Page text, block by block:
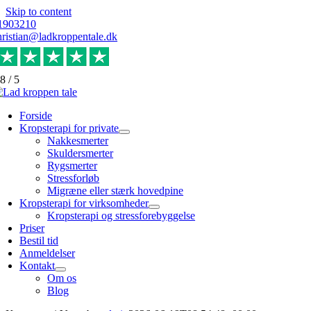
Skip to content
/ 5
Forside
Kropsterapi for private
Nakkesmerter
Skuldersmerter
Rygsmerter
Stressforløb
Migræne eller stærk hovedpine
Kropsterapi for virksomheder
Kropsterapi og stressforebyggelse
Priser
Bestil tid
Anmeldelser
Kontakt
Om os
Blog